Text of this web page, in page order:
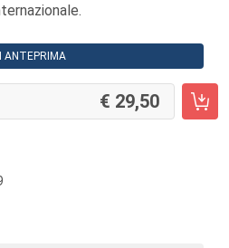
ANTEPRIMA
29,50